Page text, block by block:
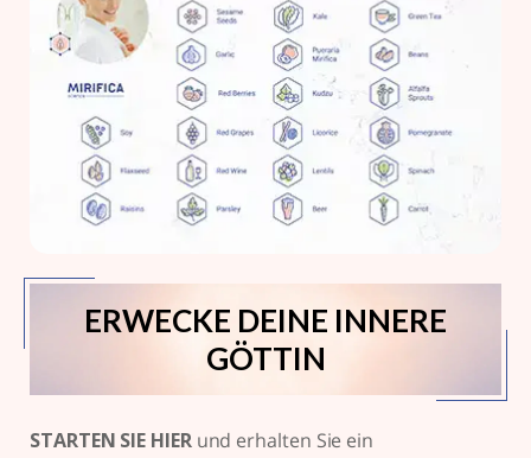
ERWECKE DEINE INNERE
GÖTTIN
STARTEN SIE HIERund erhalten Sie ein